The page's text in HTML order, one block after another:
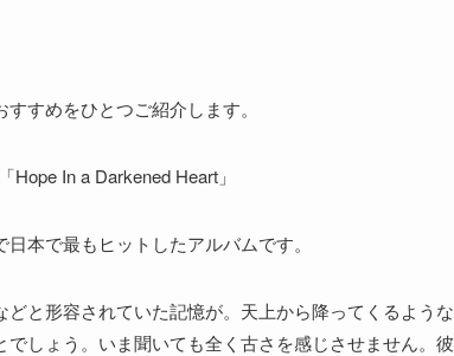
すめをひとつご紹介します。
In a Darkened Heart」
本で最もヒットしたアルバムです。
と形容されていた記憶が。天上から降ってくるような
しょう。いま聞いても全く古さを感じさせません。彼